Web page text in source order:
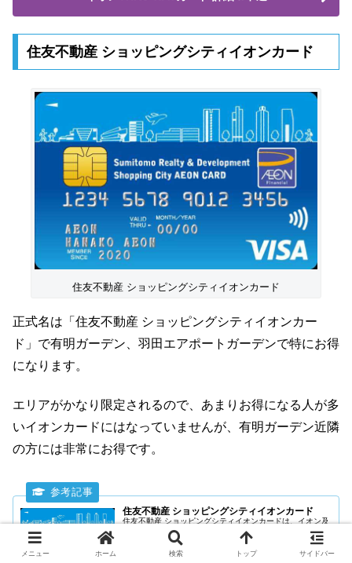
住友不動産 ショッピングシティイオンカード
住友不動産 ショッピングシティイオンカード
正式名は「住友不動産 ショッピングシティイオンカー
ド」で有明ガーデン、羽田エアポートガーデンで特にお得
になります。
エリアがかなり限定されるので、あまりお得になる人が多
いイオンカードにはなっていませんが、有明ガーデン近隣
の方には非常にお得です。
住友不動産 ショッピングシティイオンカード
住友不動産 ショッピングシティイオンカードは、イオン及
び有明ガーデン・羽田エアポートガーデン（開業日未定）
のショッピングや食事でお得になるイオンカードです。そ
のため地域性が高いクレジットカードとなっています。
メニュー ホーム 検索 トップ サイドバー